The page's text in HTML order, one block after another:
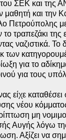
του ΣΕΚ και
και την
Πετρούπολης
τραπεζάκι της
ναζιστικά. Το
των
για το
για τους
είχε
νέου
μη
Αυγής λόγω
Αξίζει να